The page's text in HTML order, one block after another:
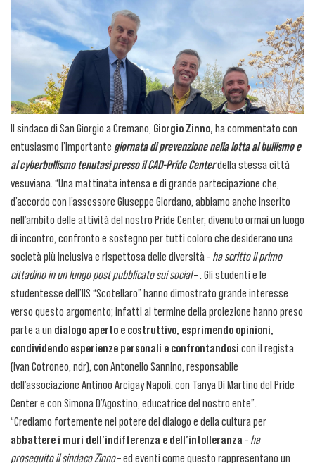
Il sindaco di San Giorgio a Cremano, Giorgio Zinno, ha commentato con
entusiasmo l’importante giornata di prevenzione nella lotta al bullismo e
al cyberbullismo tenutasi presso il CAD-Pride Centerdella stessa città
vesuviana. “Una mattinata intensa e di grande partecipazione che,
d’accordo con l’assessore Giuseppe Giordano, abbiamo anche inserito
nell’ambito delle attività del nostro Pride Center, divenuto ormai un luogo
di incontro, confronto e sostegno per tutti coloro che desiderano una
società più inclusiva e rispettosa delle diversità – ha scritto il primo
cittadino in un lungo post pubblicato sui social– . Gli studenti e le
studentesse dell’IIS “Scotellaro” hanno dimostrato grande interesse
verso questo argomento; infatti al termine della proiezione hanno preso
parte a un dialogo aperto e costruttivo, esprimendo opinioni,
condividendo esperienze personali e confrontandosi con il regista
(Ivan Cotroneo, ndr), con Antonello Sannino, responsabile
dell’associazione Antinoo Arcigay Napoli, con Tanya Di Martino del Pride
Center e con Simona D’Agostino, educatrice del nostro ente”.
“Crediamo fortemente nel potere del dialogo e della cultura per
abbattere i muri dell’indifferenza e dell’intolleranza – ha
proseguito il sindaco Zinno– ed eventi come questo rappresentano un